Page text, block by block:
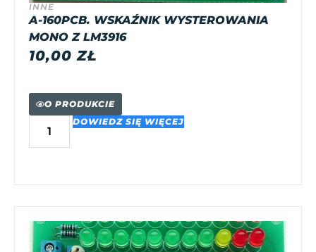
INNE
A-160PCB. WSKAŹNIK WYSTEROWANIA
MONO Z LM3916
10,00ZŁ
O PRODUKCIE
DOWIEDZ SIĘ WIĘCEJ